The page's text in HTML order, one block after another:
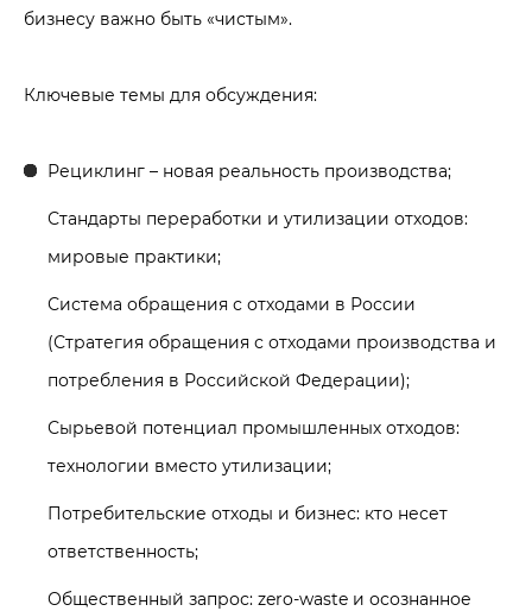
бизнесу важно быть «чистым».
Ключевые темы для обсуждения:
Рециклинг – новая реальность производства;
Стандарты переработки и утилизации отходов:
мировые практики;
Система обращения с отходами в России
(Стратегия обращения с отходами производства и
потребления в Российской Федерации);
Сырьевой потенциал промышленных отходов:
технологии вместо утилизации;
Потребительские отходы и бизнес: кто несет
ответственность;
Общественный запрос: zero-waste и осознанное